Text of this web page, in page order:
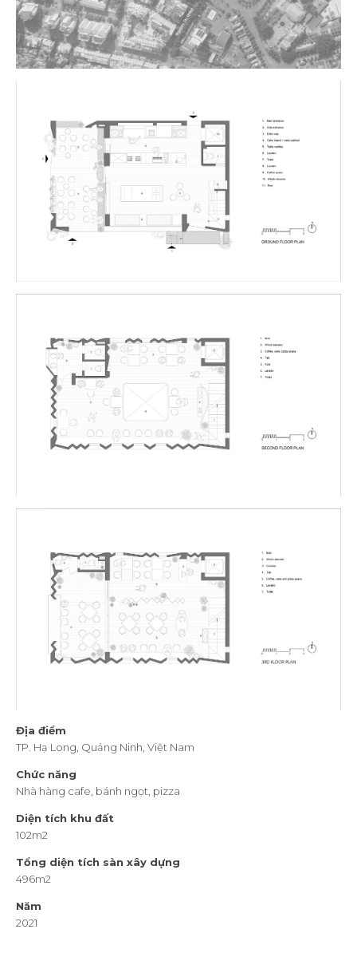
Địa điểm
TP. Hạ Long, Quảng Ninh, Việt Nam
Chức năng
Nhà hàng cafe, bánh ngọt, pizza
Diện tích khu đất
102m2
Tổng diện tích sàn xây dựng
496m2
Năm
2021